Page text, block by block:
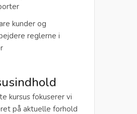
kunder og
reglerne i
kursus fokuserer vi
på aktuelle forhold